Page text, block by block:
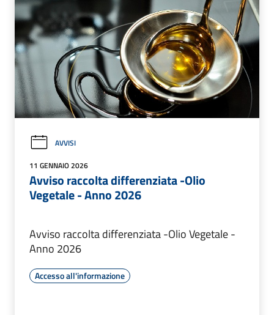
AVVISI
11 GENNAIO 2026
Avviso raccolta differenziata -Olio
Vegetale - Anno 2026
Avviso raccolta differenziata -Olio Vegetale -
Anno 2026
Accesso all'informazione